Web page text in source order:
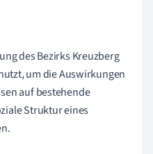
des Bezirks Kreuzberg
um die Auswirkungen
auf bestehende
Struktur eines